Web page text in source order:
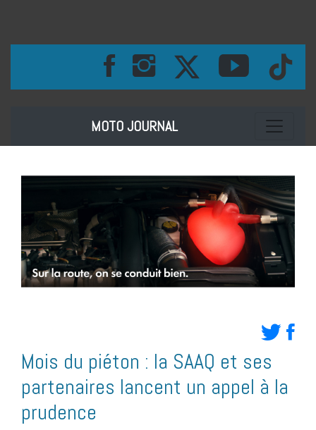
MOTO JOURNAL Toggle
Mois du piéton : la SAAQ et ses
partenaires lancent un appel à la
prudence